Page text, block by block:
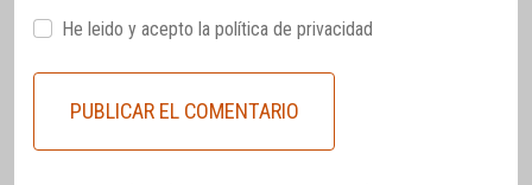
He leido y acepto la política de privacidad